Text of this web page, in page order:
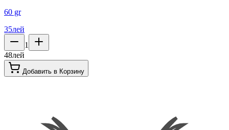
60 gr
35лей
1
48лей
Добавить в Корзину